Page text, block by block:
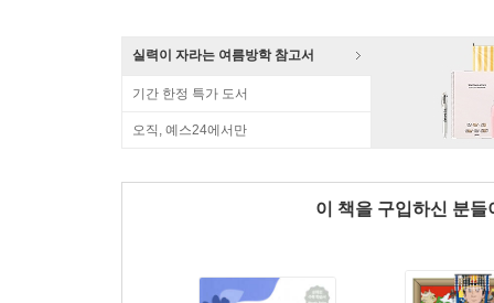
실력이 자라는 여름방학 참고서
기간 한정 특가 도서
오직, 예스24에서만
이 책을 구입하신 분